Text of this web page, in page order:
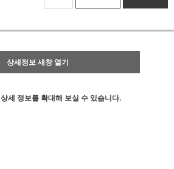
상세정보 새창 열기
상세 정보를 확대해 보실 수 있습니다.